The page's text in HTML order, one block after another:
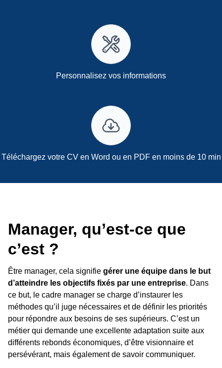
Personnalisez vos informations
Téléchargez votre CV en Word ou en PDF en moins de 10 min
Manager, qu’est-ce que
c’est ?
Être manager, cela signifie gérer une équipe dans le but
d’atteindre les objectifs fixés par une entreprise. Dans
ce but, le cadre manager se charge d’instaurer les
méthodes qu’il juge nécessaires et de définir les priorités
pour répondre aux besoins de ses supérieurs. C’est un
métier qui demande une excellente adaptation suite aux
différents rebonds économiques, d’être visionnaire et
persévérant, mais également de savoir communiquer.